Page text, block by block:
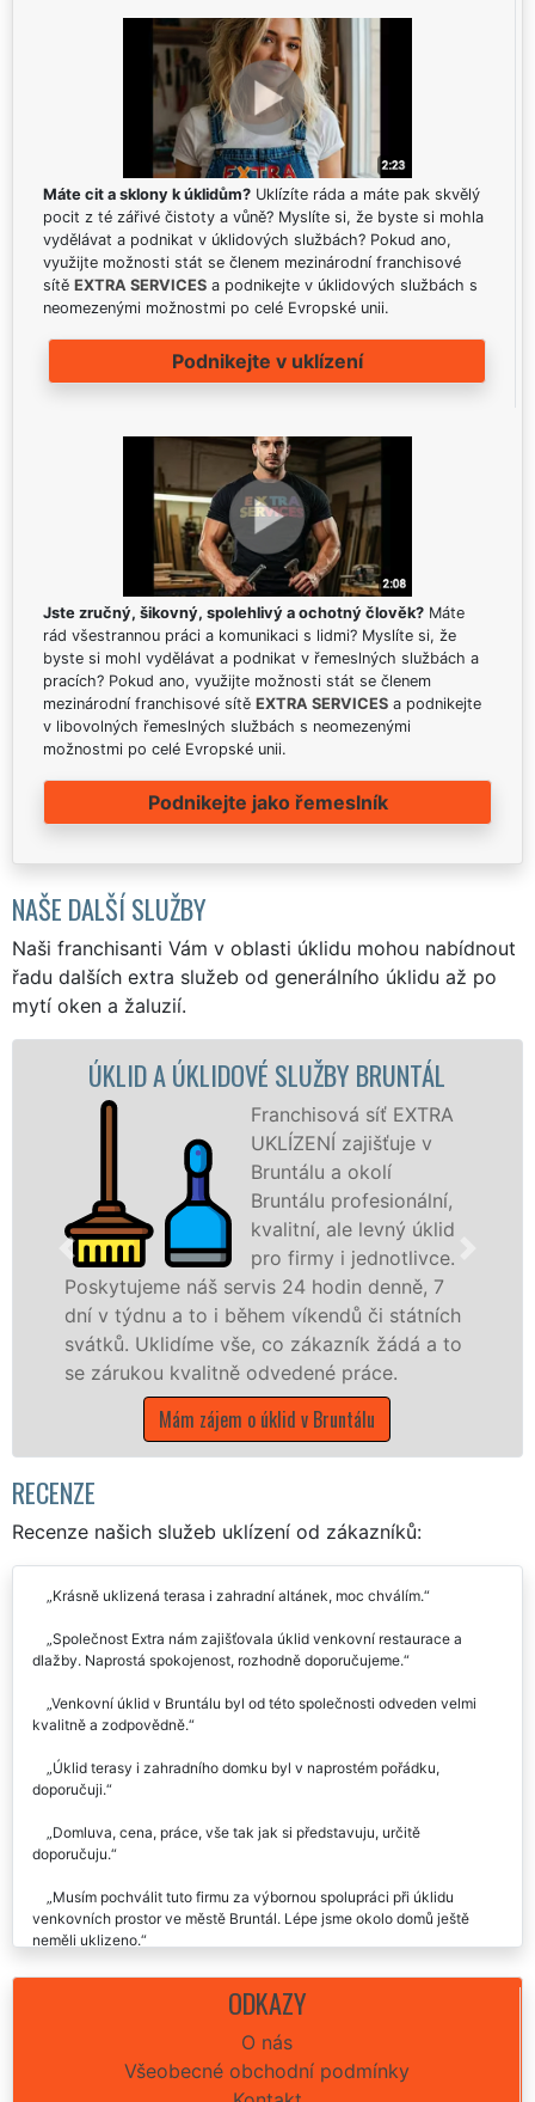
Máte cit a sklony k úklidům? Uklízíte ráda a máte pak skvělý
pocit z té zářivé čistoty a vůně? Myslíte si, že byste si mohla
vydělávat a podnikat v úklidových službách? Pokud ano,
využijte možnosti stát se členem mezinárodní franchisové
sítě EXTRA SERVICES a podnikejte v úklidových službách s
neomezenými možnostmi po celé Evropské unii.
Podnikejte v uklízení
Jste zručný, šikovný, spolehlivý a ochotný člověk? Máte
rád všestrannou práci a komunikaci s lidmi? Myslíte si, že
byste si mohl vydělávat a podnikat v řemeslných službách a
pracích? Pokud ano, využijte možnosti stát se členem
mezinárodní franchisové sítě EXTRA SERVICES a podnikejte
v libovolných řemeslných službách s neomezenými
možnostmi po celé Evropské unii.
Podnikejte jako řemeslník
NAŠE DALŠÍ SLUŽBY
Naši franchisanti Vám v oblasti úklidu mohou nabídnout
řadu dalších extra služeb od generálního úklidu až po
mytí oken a žaluzií.
A ÚKLIDOVÉ SLUŽBY BRUNTÁL
Franchisová síť EXTRA
UKLÍZENÍ zajišťuje v
Bruntálu a okolí
Bruntálu profesionální,
kvalitní, ale levný úklid
pro firmy i jednotlivce.
náš servis 24 hodin denně, 7
a to i během víkendů či státních
Uklidíme vše, co zákazník žádá a to
kvalitně odvedené práce.
Mám zájem o úklid v Bruntálu
státní
RECENZE
Recenze našich služeb uklízení od zákazníků:
Krásně uklizená terasa i zahradní altánek, moc chválím.
Společnost Extra nám zajišťovala úklid venkovní restaurace a
dlažby. Naprostá spokojenost, rozhodně doporučujeme.
Venkovní úklid v Bruntálu byl od této společnosti odveden velmi
kvalitně a zodpovědně.
Úklid terasy i zahradního domku byl v naprostém pořádku,
doporučuji.
Domluva, cena, práce, vše tak jak si představuju, určitě
doporučuju.
Musím pochválit tuto firmu za výbornou spolupráci při úklidu
venkovních prostor ve městě Bruntál. Lépe jsme okolo domů ještě
neměli uklizeno.
ODKAZY
O nás
Všeobecné obchodní podmínky